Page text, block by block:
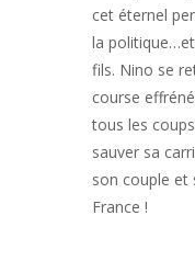
cet éternel
la
fils. Nino se
course
tous les
sauver sa
son couple et
France !